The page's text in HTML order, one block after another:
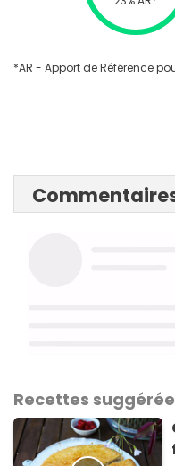
*AR - Apport de Référence
Recettes